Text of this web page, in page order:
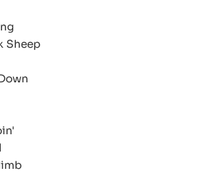
Sheep
Down